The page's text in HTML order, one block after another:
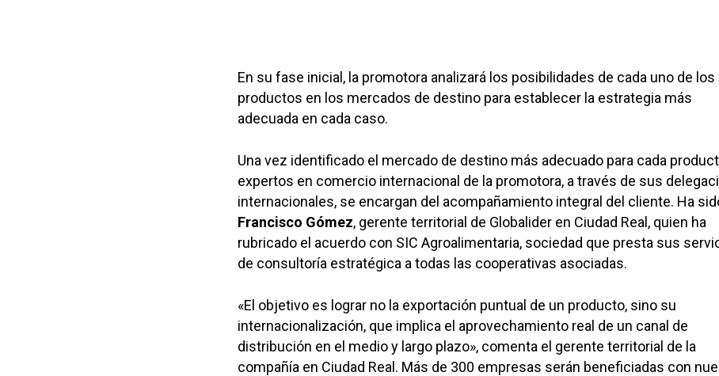
En su fase inicial, la promotora analizará los posibilidades de cada uno de los
productos en los mercados de destino para establecer la estrategia más
adecuada en cada caso.
Una vez identificado el mercado de destino más adecuado para cada
expertos en comercio internacional de la promotora, a través de sus
internacionales, se encargan del acompañamiento integral del cliente. Ha
Francisco Gómez, gerente territorial de Globalider en Ciudad Real, quien ha
rubricado el acuerdo con SIC Agroalimentaria, sociedad que presta sus
de consultoría estratégica a todas las cooperativas asociadas.
«El objetivo es lograr no la exportación puntual de un producto, sino su
internacionalización, que implica el aprovechamiento real de un canal de
distribución en el medio y largo plazo», comenta el gerente territorial de la
compañía en Ciudad Real. Más de 300 empresas serán beneficiadas con